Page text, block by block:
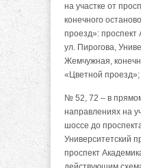
на участке от
конечного
проезд»: проспект
ул. Пирогова,
Жемчужная,
«Цветной проезд»;
№ 52, 72 – в
направлениях на
шоссе до
Университетский
проспект